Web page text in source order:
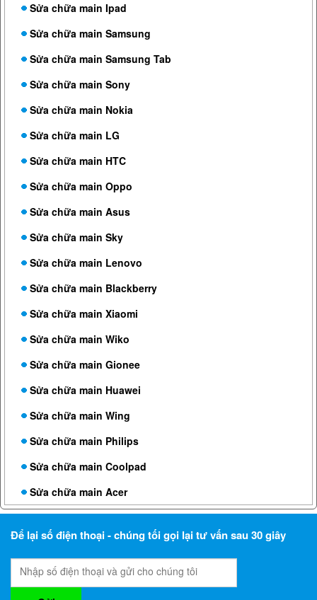
Sửa chữa main Ipad
Sửa chữa main Samsung
Sửa chữa main Samsung Tab
Sửa chữa main Sony
Sửa chữa main Nokia
Sửa chữa main LG
Sửa chữa main HTC
Sửa chữa main Oppo
Sửa chữa main Asus
Sửa chữa main Sky
Sửa chữa main Lenovo
Sửa chữa main Blackberry
Sửa chữa main Xiaomi
Sửa chữa main Wiko
Sửa chữa main Gionee
Sửa chữa main Huawei
Sửa chữa main Wing
Sửa chữa main Philips
Sửa chữa main Coolpad
Sửa chữa main Acer
Để lại số điện thoại - chúng tối gọi lại tư vấn sau 30 giây